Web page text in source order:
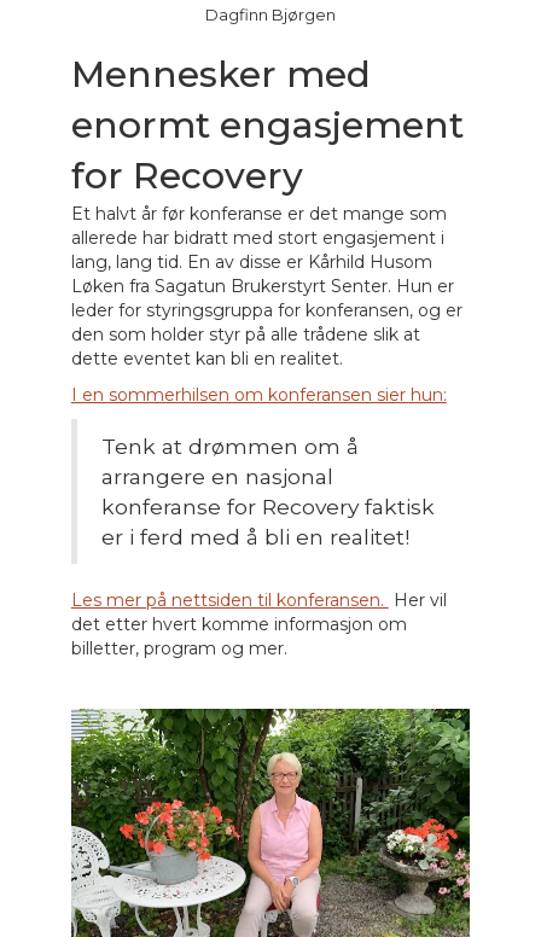
Dagfinn Bjørgen
Mennesker med
enormt engasjement
for Recovery
Et halvt år før konferanse er det mange som
allerede har bidratt med stort engasjement i
lang, lang tid. En av disse er Kårhild Husom
Løken fra Sagatun Brukerstyrt Senter. Hun er
leder for styringsgruppa for konferansen, og er
den som holder styr på alle trådene slik at
dette eventet kan bli en realitet.
I en sommerhilsen om konferansen sier hun:
Tenk at drømmen om å
arrangere en nasjonal
konferanse for Recovery faktisk
er i ferd med å bli en realitet!
Les mer på nettsiden til konferansen.
Her vil
det etter hvert komme informasjon om
billetter, program og mer.